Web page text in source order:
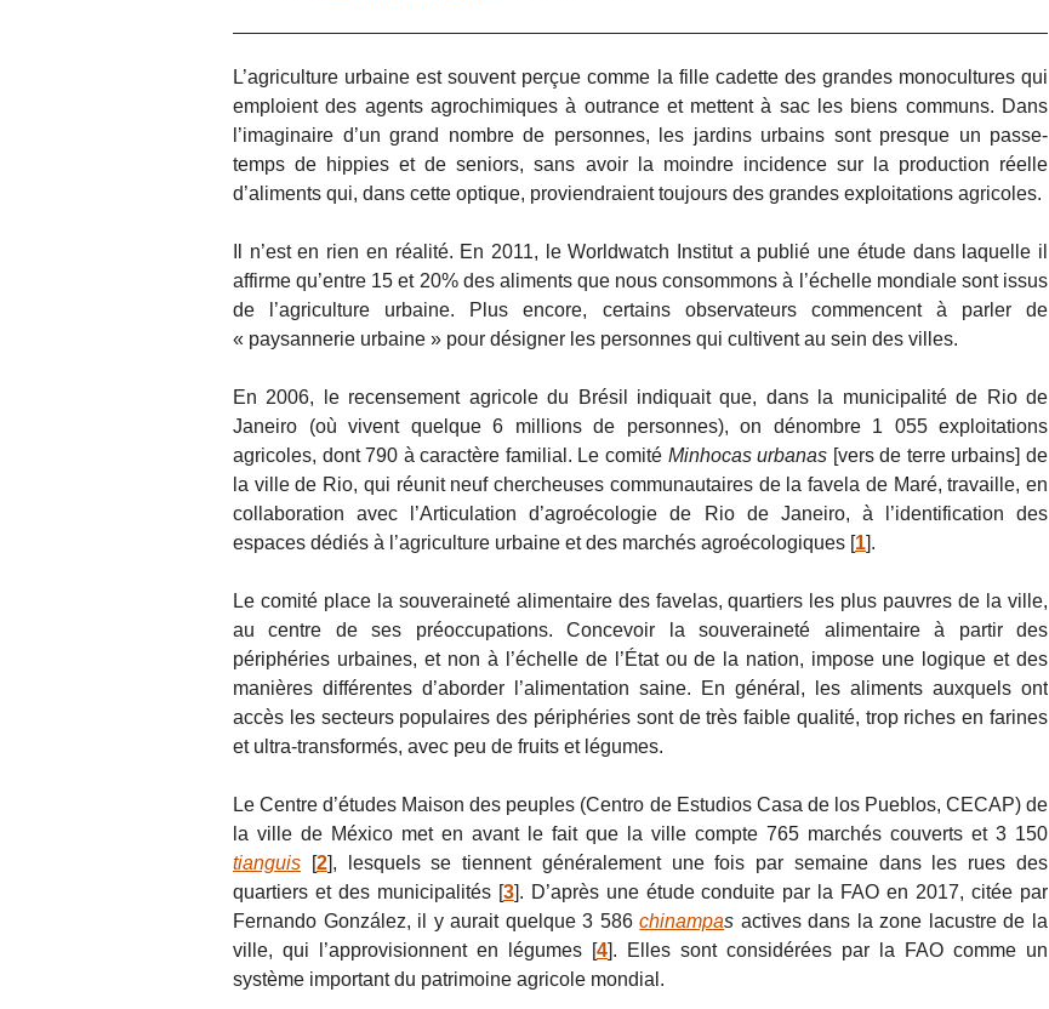
L’agriculture urbaine est souvent perçue comme la fille cadette des grandes monocultures qui
emploient des agents agrochimiques à outrance et mettent à sac les biens communs. Dans
l’imaginaire d’un grand nombre de personnes, les jardins urbains sont presque un passe-
temps de hippies et de seniors, sans avoir la moindre incidence sur la production réelle
d’aliments qui, dans cette optique, proviendraient toujours des grandes exploitations agricoles.
Il n’est en rien en réalité. En 2011, le Worldwatch Institut a publié une étude dans laquelle il
affirme qu’entre 15 et 20% des aliments que nous consommons à l’échelle mondiale sont issus
de l’agriculture urbaine. Plus encore, certains observateurs commencent à parler de
« paysannerie urbaine » pour désigner les personnes qui cultivent au sein des villes.
En 2006, le recensement agricole du Brésil indiquait que, dans la municipalité de Rio de
Janeiro (où vivent quelque 6 millions de personnes), on dénombre 1 055 exploitations
agricoles, dont 790 à caractère familial. Le comité Minhocas urbanas [vers de terre urbains] de
la ville de Rio, qui réunit neuf chercheuses communautaires de la favela de Maré, travaille, en
collaboration avec l’Articulation d’agroécologie de Rio de Janeiro, à l’identification des
espaces dédiés à l’agriculture urbaine et des marchés agroécologiques [1].
Le comité place la souveraineté alimentaire des favelas, quartiers les plus pauvres de la ville,
au centre de ses préoccupations. Concevoir la souveraineté alimentaire à partir des
périphéries urbaines, et non à l’échelle de l’État ou de la nation, impose une logique et des
manières différentes d’aborder l’alimentation saine. En général, les aliments auxquels ont
accès les secteurs populaires des périphéries sont de très faible qualité, trop riches en farines
et ultra-transformés, avec peu de fruits et légumes.
Le Centre d’études Maison des peuples (Centro de Estudios Casa de los Pueblos, CECAP) de
la ville de México met en avant le fait que la ville compte 765 marchés couverts et 3 150
tianguis [2], lesquels se tiennent généralement une fois par semaine dans les rues des
quartiers et des municipalités[3]. D’après une étude conduite par la FAO en 2017, citée par
Fernando González, il y aurait quelque 3 586chinampas actives dans la zone lacustre de la
ville, qui l’approvisionnent en légumes [4]. Elles sont considérées par la FAO comme un
système important du patrimoine agricole mondial.